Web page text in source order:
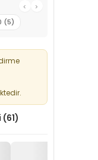
‹
›
(5)